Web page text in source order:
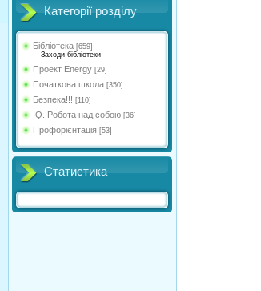
Категорії розділу
Бібліотека [659]
Заходи бібліотеки
Проект Energy [29]
Початкова школа [350]
Безпека!!! [110]
IQ. Робота над собою [36]
Профорієнтація [53]
Статистика